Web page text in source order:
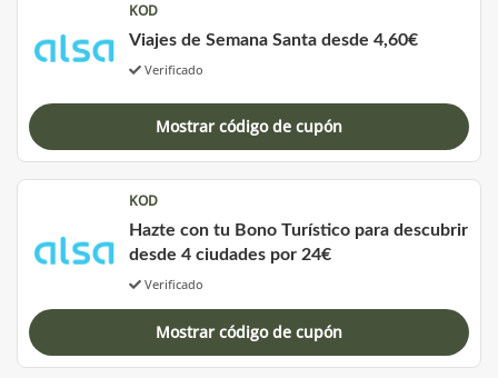
KOD
Viajes de Semana Santa desde 4,60€
Verificado
Mostrar código de cupón
KOD
Hazte con tu Bono Turístico para descubrir
desde 4 ciudades por 24€
Verificado
Mostrar código de cupón